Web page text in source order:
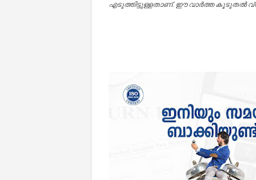
എടുത്തിട്ടുള്ളതാണ്. ഈ വാർത്ത കൂടുതൽ